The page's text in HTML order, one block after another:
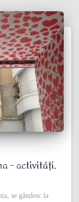
– activități,
se gândesc la